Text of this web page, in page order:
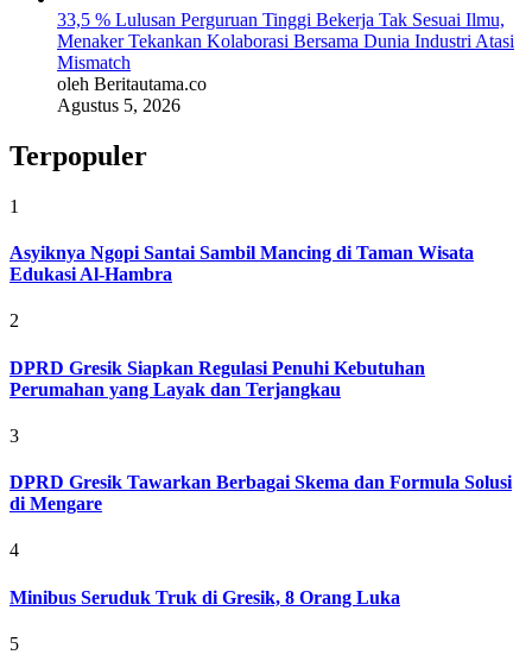
33,5 % Lulusan Perguruan Tinggi Bekerja Tak Sesuai Ilmu,
Menaker Tekankan Kolaborasi Bersama Dunia Industri Atasi
Mismatch
oleh Beritautama.co
Agustus 5, 2026
Terpopuler
1
Asyiknya Ngopi Santai Sambil Mancing di Taman Wisata
Edukasi Al-Hambra
2
DPRD Gresik Siapkan Regulasi Penuhi Kebutuhan
Perumahan yang Layak dan Terjangkau
3
DPRD Gresik Tawarkan Berbagai Skema dan Formula Solusi
di Mengare
4
Minibus Seruduk Truk di Gresik, 8 Orang Luka
5